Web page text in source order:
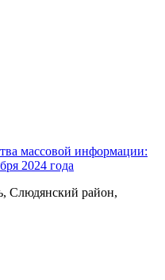
массовой информации:
2024 года
Слюдянский район,